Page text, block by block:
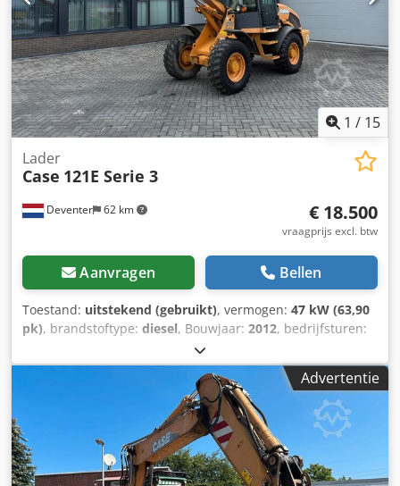
1 / 15
Deventer 62 km
Lader
Case 121E Serie 3
€ 18.500
vraagprijs excl. btw
Aanvragen Bellen
Toestand: uitstekend (gebruikt), vermogen: 47 kW (63,90
pk), brandstoftype: diesel, Bouwjaar: 2012, bedrijfsturen:
, = Overige opties en accessoires = - Bediening met
2 pedalen - Afgesloten cabine = Opmerkingen = CASE 121E
Serie 3 – bouwjaar 2012 – 1.060 bedrijfsuren CASE 121E
Serie 3 wiellader, bouwjaar 2012. De machine verkeert in
goede staat en heeft slechts 1.060 bedrijfsuren. De
machine verkeert zowel technisch als optisch in goede
staat. Hij is geschikt voor diverse toepassingen en is direct
inzetbaar. Kenmerken: * Bouwjaar: 2012 * Slechts 1.060
Advertentie